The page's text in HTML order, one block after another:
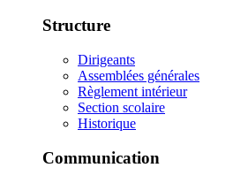
Structure
Dirigeants
Assemblées générales
Règlement intérieur
Section scolaire
Historique
Communication